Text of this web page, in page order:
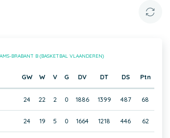
BRABANT B (BASKETBAL VLAANDEREN)
GW W V G DV DT DS Ptn
24 22 2 0 1886 1399 487 68
24 19 5 0 1664 1218 446 62